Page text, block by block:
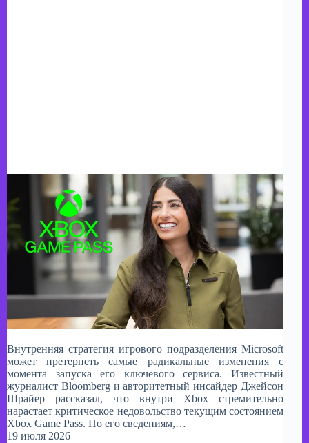
Внутренняя стратегия игрового подразделения Microsoft
может претерпеть самые радикальные изменения с
момента запуска его ключевого сервиса. Известный
журналист Bloomberg и авторитетный инсайдер Джейсон
Шрайер рассказал, что внутри Xbox стремительно
нарастает критическое недовольство текущим состоянием
Xbox Game Pass. По его сведениям,…
19 июля 2026